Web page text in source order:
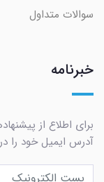
سوالات متداول
خبرنامه
برای اطلاع از
آدرس ایمیل خود را